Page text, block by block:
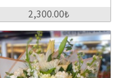
2,300.00₺